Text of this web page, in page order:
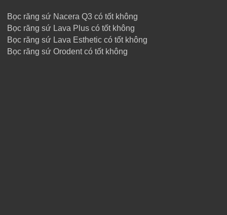
Bọc răng sứ Nacera Q3 có tốt không
Bọc răng sứ Lava Plus có tốt không
Bọc răng sứ Lava Esthetic có tốt không
Bọc răng sứ Orodent có tốt không